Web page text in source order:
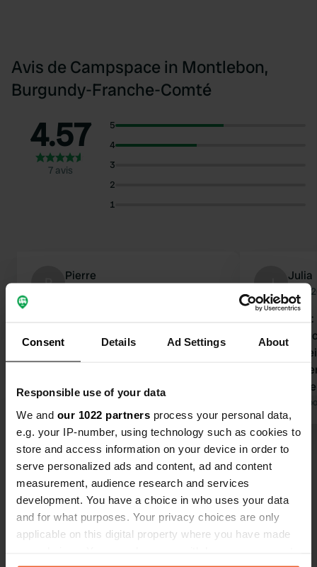
Consent Details Ad Settings About
Responsible use of your data
We and our 1022 partners process your personal data,
e.g. your IP-number, using technology such as cookies to
store and access information on your device in order to
serve personalized ads and content, ad and content
measurement, audience research and services
development. You have a choice in who uses your data
and for what purposes. Your privacy choices are only
applicable on this digital property where you have made
Avis de Campspace in Montlebon,
Burgundy-Franche-Comté
4.57
7 avis
5
4
3
2
1
P Pierre
qui aime le calme, la forêt, les
J Julia
août
wenig
leicht
ist
Zum
ideal. Man
können. Tips: Auffahrtkeile notwendig
Vorher
auffüllen.
Wandern/
und das
Hummeln usw.
entspannt-
Traduit par
Voir tous les 7 avis
Es-tu déjà venu ici ?